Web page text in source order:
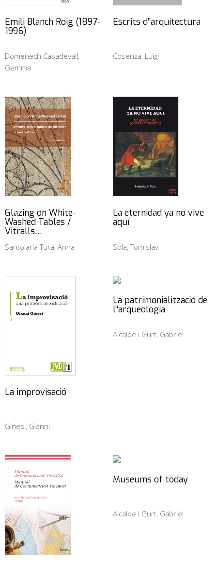
Emili Blanch Roig (1897-
1996)
Domènech Casadevall,
Gemma
Escrits d’’arquitectura
Cosenza, Luigi
Glazing on White-
Washed Tables /
Vitralls…
Santolaria Tura, Anna
La eternidad ya no vive
aquí
Sola, Tomislav
La improvisació
Ginesi, Gianni
La patrimonialització de
l’’arqueologia
Alcalde i Gurt, Gabriel
Museums of today
Alcalde i Gurt, Gabriel